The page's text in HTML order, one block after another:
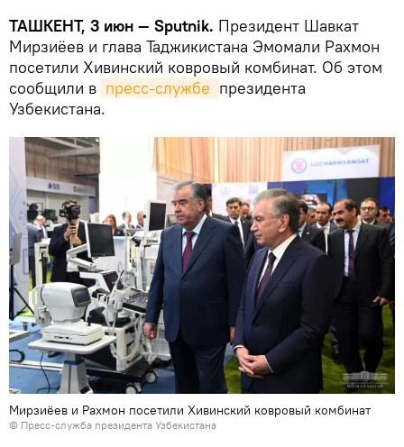
ТАШКЕНТ, 3 июн — Sputnik. Президент Шавкат
Мирзиёев и глава Таджикистана Эмомали Рахмон
посетили Хивинский ковровый комбинат. Об этом
сообщили в пресс-службе президента
Узбекистана.
Мирзиёев и Рахмон посетили Хивинский ковровый комбинат
© Пресс-служба президента Узбекистана